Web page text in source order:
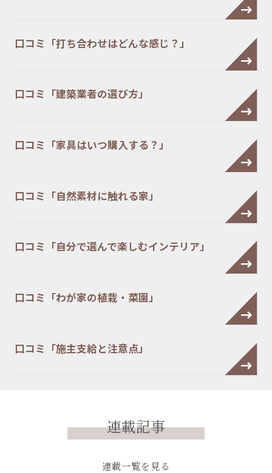
口コミ「打ち合わせはどんな感じ？」
口コミ「建築業者の選び方」
口コミ「家具はいつ購入する？」
口コミ「自然素材に触れる家」
口コミ「自分で選んで楽しむインテリア」
口コミ「わが家の植栽・菜園」
口コミ「施主支給と注意点」
連載記事
連載一覧を見る